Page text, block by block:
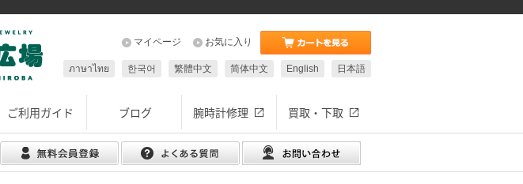
お気に入り
マイページ
日本語
English
简体中文
繁體中文
한국어
ภาษาไทย
ご利用ガイド ブログ 腕時計修理 買取・下取